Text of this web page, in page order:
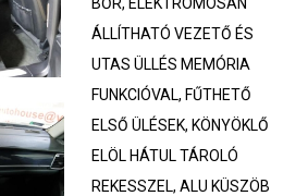
ÁLLÍTHATÓ VEZETŐ ÉS
UTAS ÜLLÉS MEMÓRIA
FUNKCIÓVAL, FŰTHETŐ
ELSŐ ÜLÉSEK, KÖNYÖKLŐ
ELÖL HÁTUL TÁROLÓ
REKESSZEL, ALU KÜSZÖB